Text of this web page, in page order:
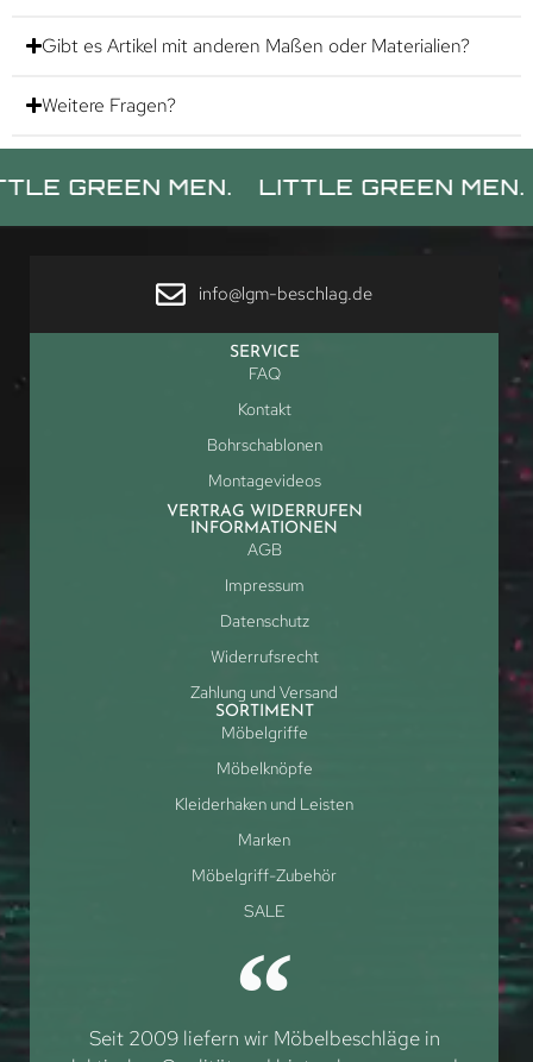
Gibt es Artikel mit anderen Maßen oder Materialien?
Weitere Fragen?
MEN. LITTLE GREEN MEN.
info@lgm-beschlag.de
SERVICE
FAQ
Kontakt
Bohrschablonen
Montagevideos
VERTRAG WIDERRUFEN
INFORMATIONEN
AGB
Impressum
Datenschutz
Widerrufsrecht
Zahlung und Versand
SORTIMENT
Möbelgriffe
Möbelknöpfe
Kleiderhaken und Leisten
Marken
Möbelgriff-Zubehör
SALE
Seit 2009 liefern wir Möbelbeschläge in